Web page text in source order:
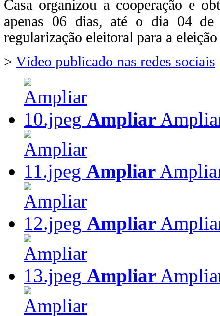
Casa organizou a cooperação e
apenas 06 dias, até o dia 04
regularização eleitoral para a
> Vídeo publicado nas redes sociais
Ampliar
Ampliar
Ampliar
Ampliar